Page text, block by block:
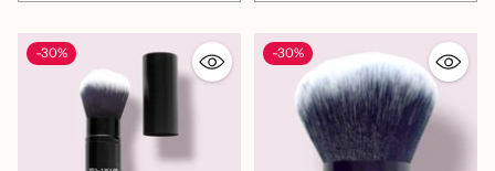
-30% -30%